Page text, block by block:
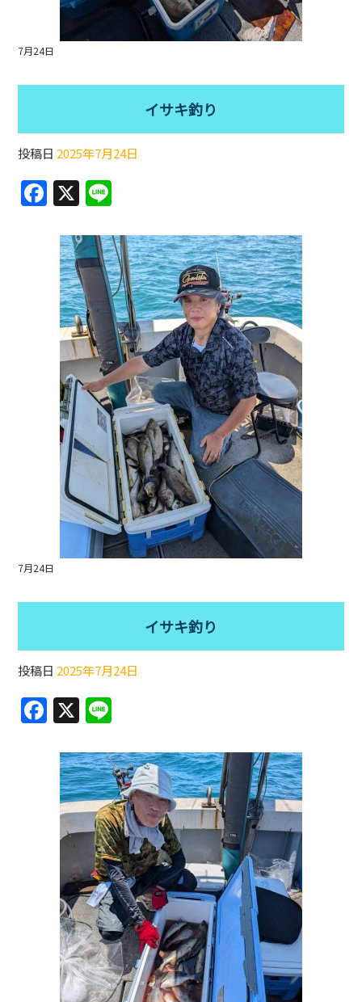
7月24日
イサキ釣り
投稿日 2025年7月24日
F
a
c
e
b
o
o
k
X
e
7月24日
イサキ釣り
投稿日 2025年7月24日
F
a
c
e
b
o
k
X
e